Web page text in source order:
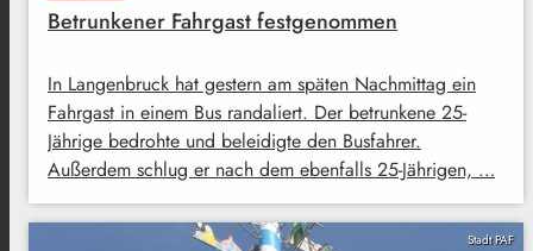
Betrunkener Fahrgast festgenommen
In Langenbruck hat gestern am späten Nachmittag ein
Fahrgast in einem Bus randaliert. Der betrunkene 25-
Jährige bedrohte und beleidigte den Busfahrer.
Außerdem schlug er nach dem ebenfalls 25-Jährigen, …
Stadt PAF